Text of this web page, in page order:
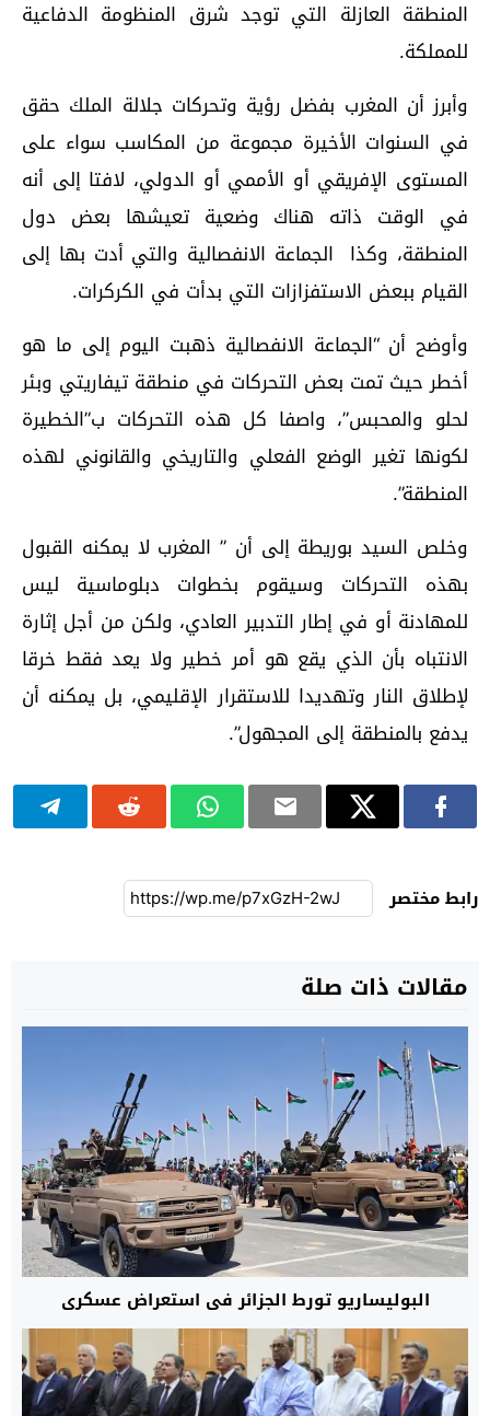
المنطقة العازلة التي توجد شرق المنظومة الدفاعية
للمملكة.
وأبرز أن المغرب بفضل رؤية وتحركات جلالة الملك حقق
في السنوات الأخيرة مجموعة من المكاسب سواء على
المستوى الإفريقي أو الأممي أو الدولي، لافتا إلى أنه
في الوقت ذاته هناك وضعية تعيشها بعض دول
المنطقة، وكذا الجماعة الانفصالية والتي أدت بها إلى
القيام ببعض الاستفزازات التي بدأت في الكركرات.
وأوضح أن “الجماعة الانفصالية ذهبت اليوم إلى ما هو
أخطر حيث تمت بعض التحركات في منطقة تيفاريتي وبئر
لحلو والمحبس”، واصفا كل هذه التحركات ب”الخطيرة
لكونها تغير الوضع الفعلي والتاريخي والقانوني لهذه
المنطقة”.
وخلص السيد بوريطة إلى أن ” المغرب لا يمكنه القبول
بهذه التحركات وسيقوم بخطوات دبلوماسية ليس
للمهادنة أو في إطار التدبير العادي، ولكن من أجل إثارة
الانتباه بأن الذي يقع هو أمر خطير ولا يعد فقط خرقا
لإطلاق النار وتهديدا للاستقرار الإقليمي، بل يمكنه أن
يدفع بالمنطقة إلى المجهول”.
رابط مختصر
مقالات ذات صلة
البوليساريو تورط الجزائر في استعراض عسكري